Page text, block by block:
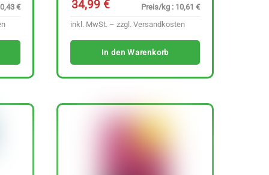
€
34,99€
Preis/kg : 10,61 €
inkl. MwSt. – zzgl. Versandkosten
In den Warenkorb